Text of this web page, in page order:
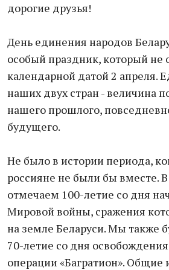
дорогие друзья!
День единения народов
особый праздник, который не
календарной датой 2 апреля.
наших двух стран - величина
нашего прошлого,
будущего.
Не было в истории периода,
россияне не были бы вместе.
отмечаем 100-летие со дня
Мировой войны, сражения
на земле Беларуси. Мы также
70-летие со дня
операции «Багратион». Общие